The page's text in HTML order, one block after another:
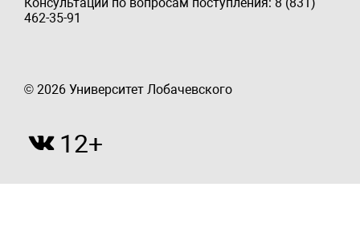
462-35-91
© 2026 Университет Лобачевского
12+